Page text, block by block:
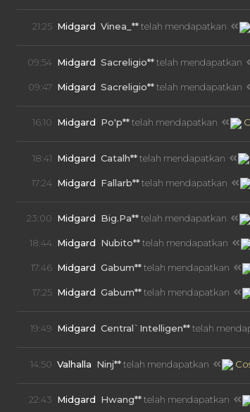
21:25 Midgard Vinea_**telah mendapatkan
09:54 Midgard Sacreligio**telah mendapatkan
09:47 Midgard Sacreligio**telah mendapatkan
16:10 Midgard Po'p**telah mendapatkan
18:41 Midgard Catalh**telah mendapatkan
17:24 Midgard Fallarb**telah mendapatkan
23:00 Midgard Big.Pa**telah mendapatkan
18:44 Midgard Nubito**telah mendapatkan
17:46 Midgard Gabum**telah mendapatkan
17:25 Midgard Gabum**telah mendapatkan
19:49 Midgard Central`Intelligen**telah
14:50 Valhalla Ninj**telah mendapatkan
22:43 Midgard Hwang**telah mendapatkan